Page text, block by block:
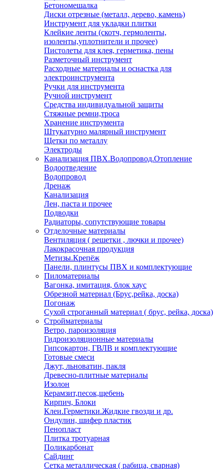
Бетономешалка
Диски отрезные (металл, дерево, камень)
Инструмент для укладки плитки
Клейкие ленты (скотч, гермоленты,
изоленты,уплотнители и прочее)
Пистолеты для клея, герметика, пены
Разметочный инструмент
Расходные материалы и оснастка для
электроинструмента
Ручки для инструмента
Ручной инструмент
Средства индивидуальной защиты
Стяжные ремни,троса
Хранение инструмента
Штукатурно малярный инструмент
Щетки по металлу
Электроды
Канализация ПВХ.Водопровод.Отопление
Водоотведение
Водопровод
Дренаж
Канализация
Лен, паста и прочее
Подводки
Радиаторы, сопутствующие товары
Отделочные материалы
Вентиляция ( решетки , лючки и прочее)
Лакокрасочная продукция
Метизы.Крепёж
Панели, плинтусы ПВХ и комплектующие
Пиломатериалы
Вагонка, имитация, блок хаус
Обрезной материал (Брус,рейка, доска)
Погонаж
Сухой строганный материал ( брус, рейка, доска)
Стройматериалы
Ветро, пароизоляция
Гидроизоляционные материалы
Гипсокартон, ГВЛВ и комплектующие
Готовые смеси
Джут, льноватин, пакля
Древесно-плитные материалы
Изолон
Керамзит,песок,щебень
Кирпич, Блоки
Клеи.Герметики.Жидкие гвозди и др.
Ондулин, шифер пластик
Пенопласт
Плитка тротуарная
Поликарбонат
Сайдинг
Сетка металлическая ( рабица, сварная)